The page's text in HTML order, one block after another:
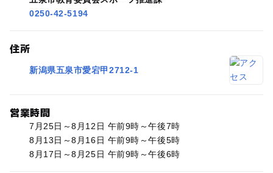
0250-42-5194
住所
新潟県五泉市愛宕甲2712-1
営業時間
7月25日～8月12日 午前9時～午後7時
8月13日～8月16日 午前9時～午後5時
8月17日～8月25日 午前9時～午後6時